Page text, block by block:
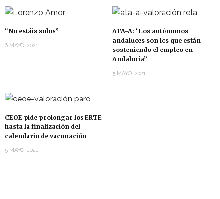
“No estáis solos”
6 MAYO, 2021
ATA-A: “Los autónomos
andaluces son los que están
sosteniendo el empleo en
Andalucía”
5 MAYO, 2021
CEOE pide prolongar los ERTE
hasta la finalización del
calendario de vacunación
5 MAYO, 2021